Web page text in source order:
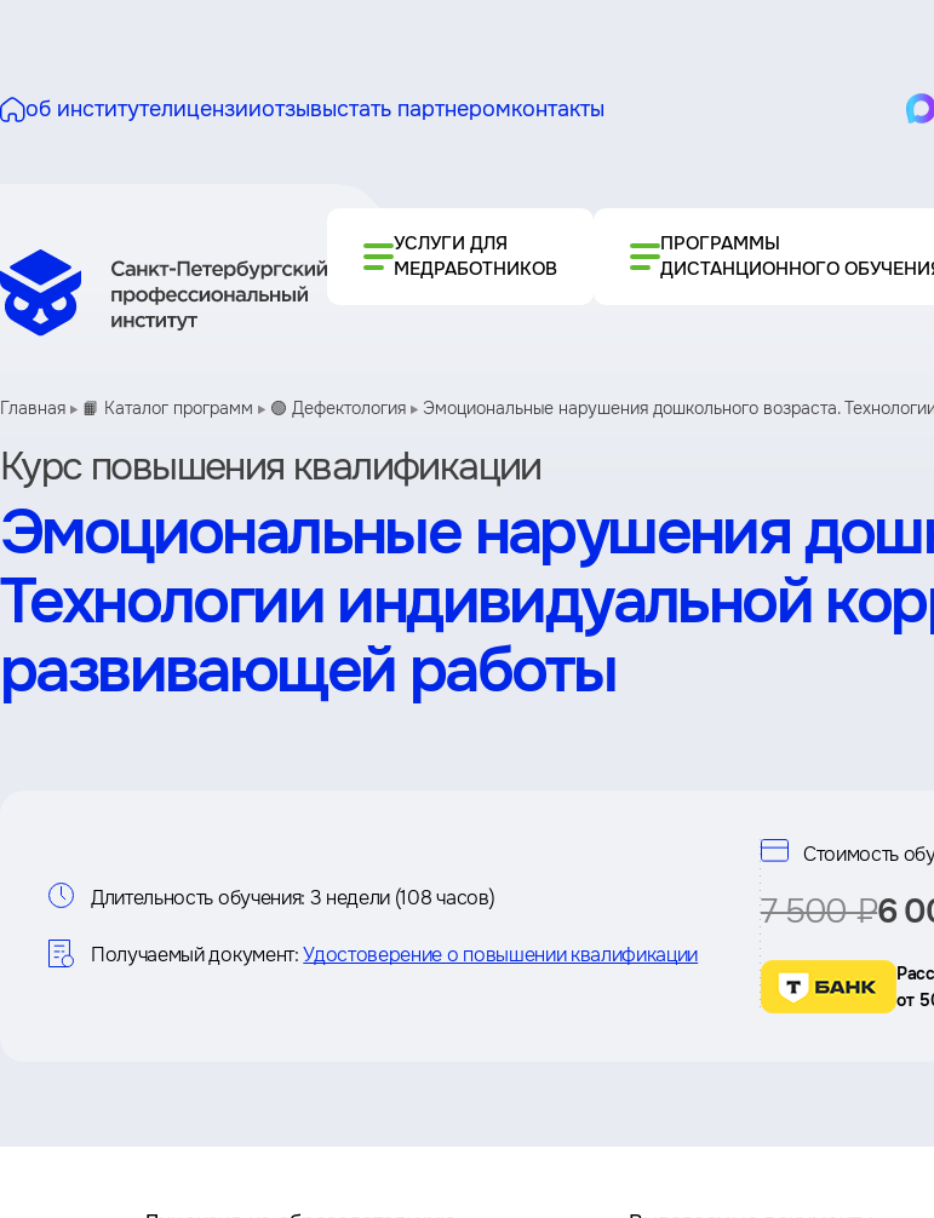
об институтелицензииотзывыстать партнеромконтакты
УСЛУГИ ДЛЯ
МЕДРАБОТНИКОВ
ПРОГРАММЫ
ДИСТАНЦИОННОГО
Главная 📙 Каталог программ 🟢 Дефектология Эмоциональные нарушения дошкольного возраста.
Курс повышения квалификации
Эмоциональные нарушения
Технологии индивидуальной
развивающей работы
Информация
о
курсе
Длительность обучения: 3 недели (108 часов)
Получаемый документ: Удостоверение о повышении квалификации
Стоимость
7 500 ₽6
от